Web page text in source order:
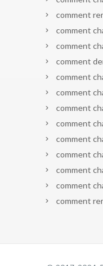
comment
comment
comment
comment
comment
comment
comment
comment
comment
comment
comment
comment
comment